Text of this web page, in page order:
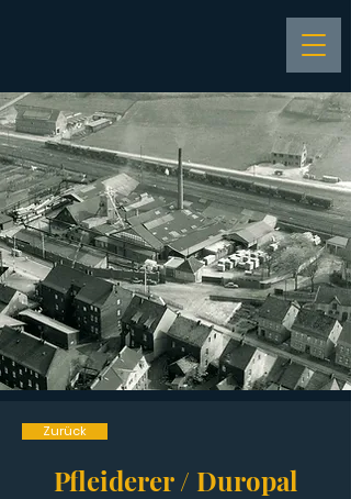
Zurück
Pfleiderer / Duropal